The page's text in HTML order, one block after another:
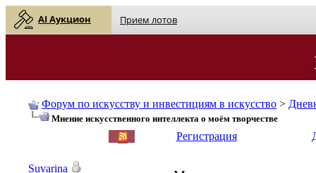
AI Аукцион Прием лотов
Форум по искусству и инвестициям в искусство >
Мнение искусственного интеллекта о моём творчестве
Регистрация
Suvarina